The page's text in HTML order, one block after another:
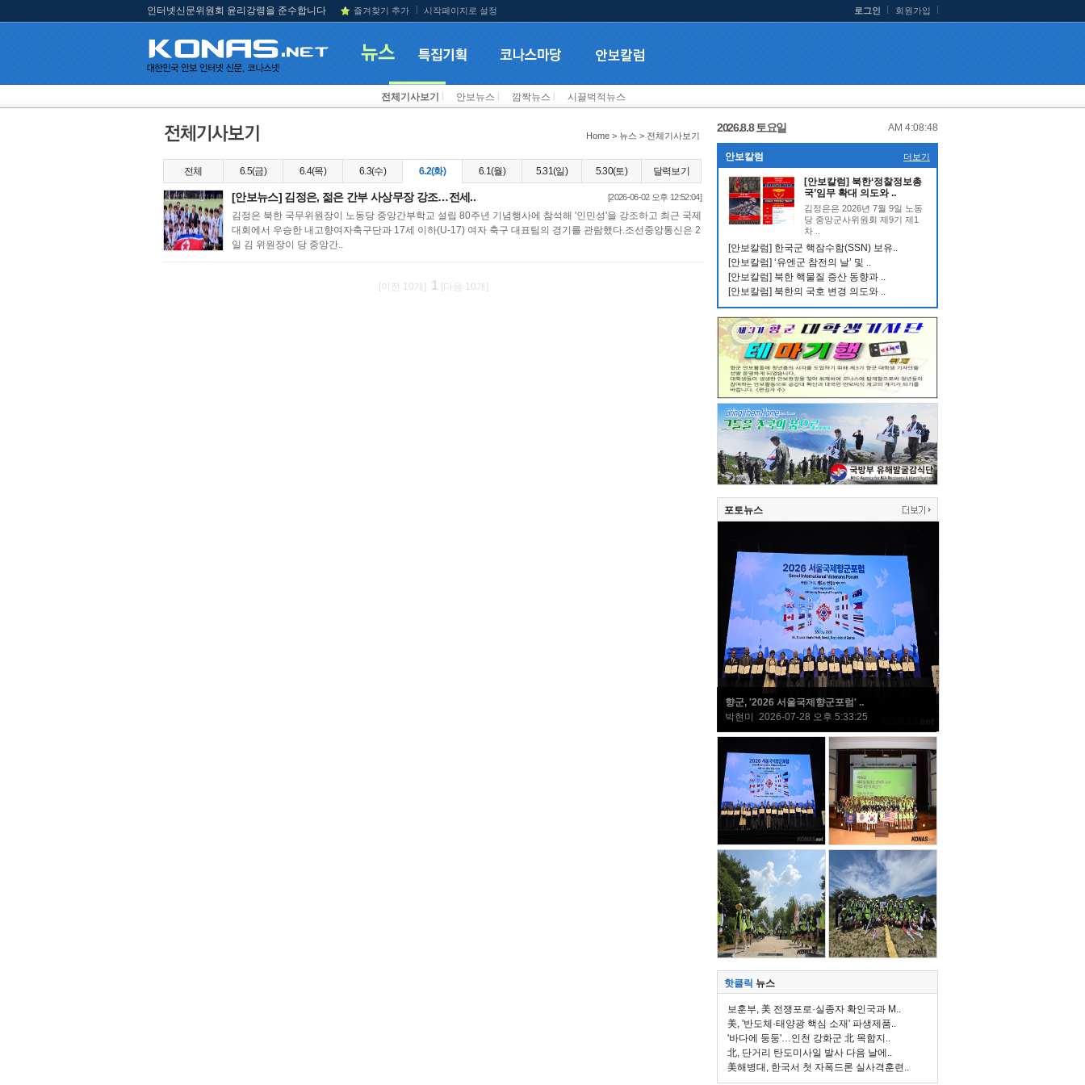
인터넷신문위원회 윤리강령을 준수합니다 즐겨찾기 추가 시작페이지로 설정 로그인 회원가입
전체기사보기 안보뉴스 깜짝뉴스 시끌벅적뉴스
Home > 뉴스 > 전체기사보기
전체 6.5(금) 6.4(목) 6.3(수) 6.2(화) 6.1(월) 5.31(일) 5.30(토) 달력보기
[안보뉴스] 김정은, 젊은 간부 사상무장 강조…전세.. [2026-06-02 오후 12:52:04]
김정은 북한 국무위원장이 노동당 중앙간부학교 설립 80주년 기념행사에 참석해 '인민성'을 강조하고 최근 국제
대회에서 우승한 내고향여자축구단과 17세 이하(U-17) 여자 축구 대표팀의 경기를 관람했다.조선중앙통신은 2
일 김 위원장이 당 중앙간..
[이전 10개] 1 [다음 10개]
2026.8.8 토요일 AM 4:08:48
안보칼럼 더보기
[안보칼럼] 북한‘정찰정보총
국’임무 확대 의도와 ..
김정은은 2026년 7월 9일 노동
당 중앙군사위원회 제9기 제1
차 ..
[안보칼럼] 한국군 핵잠수함(SSN) 보유..
[안보칼럼] ‘유엔군 참전의 날’ 및 ..
[안보칼럼] 북한 핵물질 증산 동향과 ..
[안보칼럼] 북한의 국호 변경 의도와 ..
포토뉴스
향군, '2026 서울국제향군포럼' ..
박현미 2026-07-28 오후 5:33:25
핫클릭 뉴스
보훈부, 美 전쟁포로·실종자 확인국과 M..
美, '반도체·태양광 핵심 소재' 파생제품..
'바다에 둥둥'…인천 강화군 北 목함지..
北, 단거리 탄도미사일 발사 다음 날에..
美해병대, 한국서 첫 자폭드론 실사격훈련..